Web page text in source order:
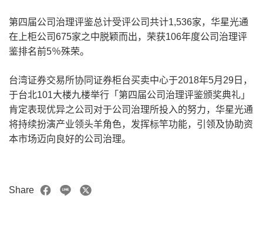
第四届公司治理评鉴总计受评公司共计1,536家，华星光通
在上柜公司675家之中脱颖而出，荣获106年度公司治理评
鉴排名前5％殊荣。
台湾证券交易所协同证券柜台买卖中心于2018年5月29日，
于台北101大楼九楼举行「第四届公司治理评鉴颁奖典礼」
肯定表现优异之公司对于公司治理所投入的努力，华星光通
将持续扮演产业领头羊角色，发挥标竿功能，引领及协助资
本市场迈向良好的公司治理。
Share